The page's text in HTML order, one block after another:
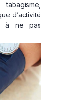
d’activité
à ne pas